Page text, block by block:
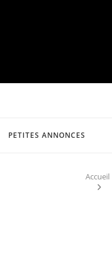
PETITES ANNONCES
Accueil